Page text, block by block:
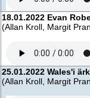
18.01.2022 Evan
(Allan Kroll, Margit
25.01.2022 Wales'i
(Allan Kroll, Margit